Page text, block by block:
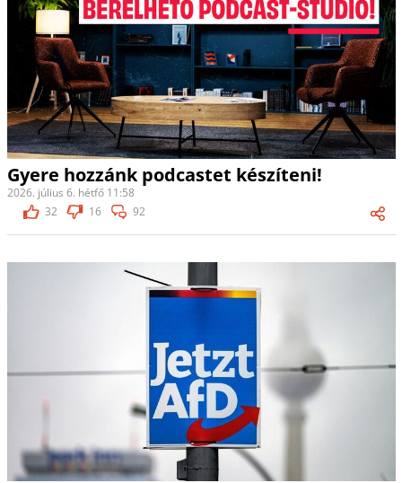
Gyere hozzánk podcastet készíteni!
2026. július 6. hétfő 11:58
32
16 92